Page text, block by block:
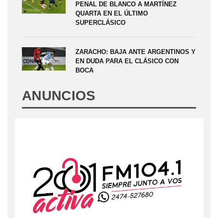
PENAL DE BLANCO A MARTÍNEZ
QUARTA EN EL ÚLTIMO
SUPERCLÁSICO
ZARACHO: BAJA ANTE ARGENTINOS Y
EN DUDA PARA EL CLÁSICO CON
BOCA
ANUNCIOS